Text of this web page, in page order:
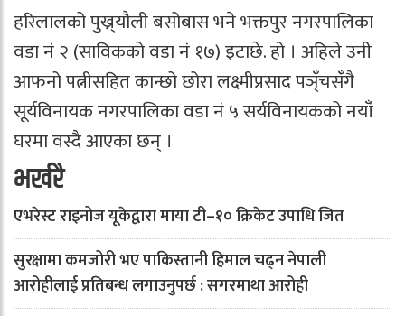
हरिलालको पुख्र्यौली बसोबास भने भक्तपुर नगरपालिका
वडा नं २ (साविकको वडा नं १७) इटाछे. हो । अहिले उनी
आफनो पत्नीसहित कान्छो छोरा लक्ष्मीप्रसाद पञ्ँचसँंगै
सूर्यविनायक नगरपालिका वडा नं ५ सर्यविनायकको नयाँं
घरमा वस्दै आएका छन् ।
भर्खरै
एभरेस्ट राइनोज यूकेद्वारा माया टी–१० क्रिकेट उपाधि जित
सुरक्षामा कमजोरी भए पाकिस्तानी हिमाल चढ्न नेपाली
आरोहीलाई प्रतिबन्ध लगाउनुपर्छ : सगरमाथा आरोही